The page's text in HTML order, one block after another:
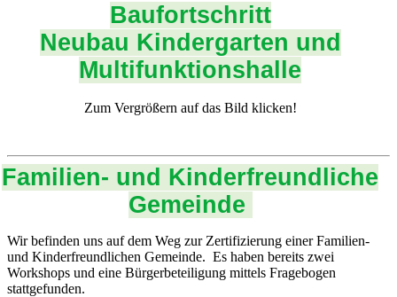
Baufortschritt
Neubau Kindergarten und
Multifunktionshalle
Zum Vergrößern auf das Bild klicken!
Familien- und Kinderfreundliche
Gemeinde
Wir befinden uns auf dem Weg zur Zertifizierung einer Familien-
und Kinderfreundlichen Gemeinde. Es haben bereits zwei
Workshops und eine Bürgerbeteiligung mittels Fragebogen
stattgefunden.